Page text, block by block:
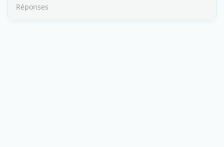
Réponses